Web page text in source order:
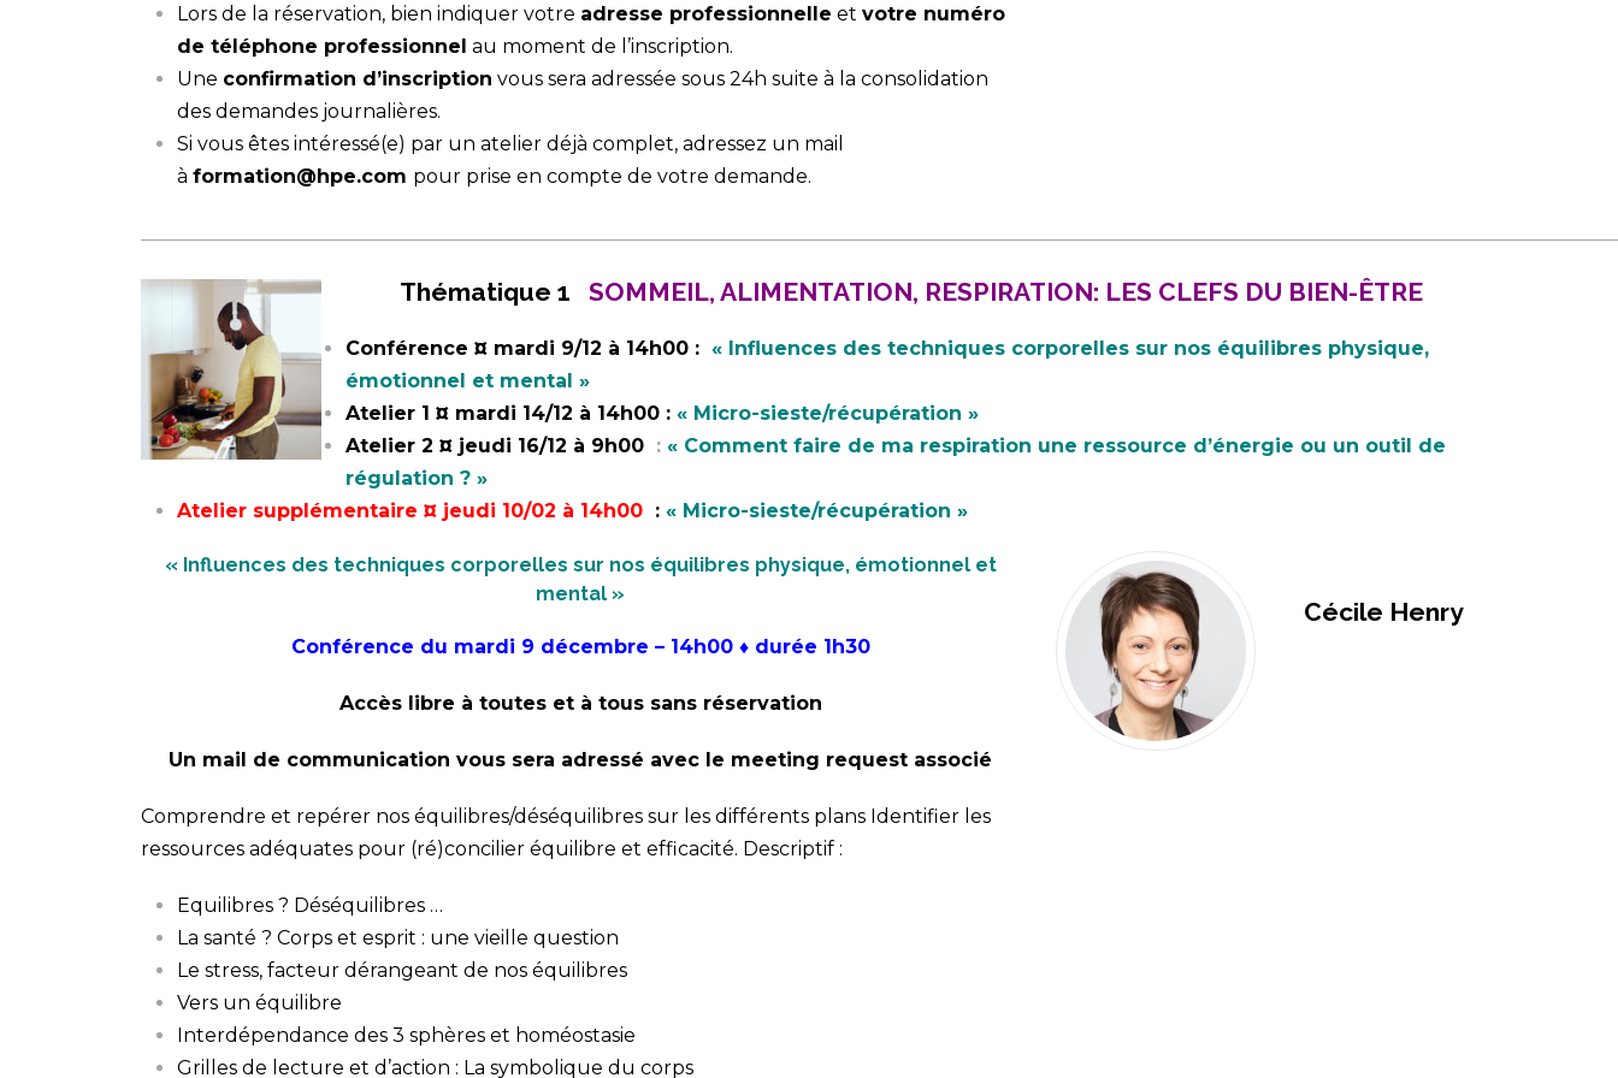
Lors de la réservation, bien indiquer votre adresse professionnelle et votre numéro
de téléphone professionnel au moment de l’inscription.
Une confirmation d’inscription vous sera adressée sous 24h suite à la consolidation
des demandes journalières.
Si vous êtes intéressé(e) par un atelier déjà complet, adressez un mail
à formation@hpe.com pour prise en compte de votre demande.
Thématique 1 SOMMEIL, ALIMENTATION, RESPIRATION: LES CLEFS DU BIEN-ÊTRE
Conférence ¤ mardi 9/12 à 14h00 : « Influences des techniques corporelles sur nos équilibres physique,
émotionnel et mental »
Atelier 1 ¤ mardi 14/12 à 14h00 : « Micro-sieste/récupération »
Atelier 2 ¤ jeudi 16/12 à 9h00 : « Comment faire de ma respiration une ressource d’énergie ou un outil de
régulation ? »
Atelier supplémentaire ¤ jeudi 10/02 à 14h00 : « Micro-sieste/récupération »
« Influences des techniques corporelles sur nos équilibres physique, émotionnel et
mental »
Conférence du mardi 9 décembre – 14h00 ♦ durée 1h30
Accès libre à toutes et à tous sans réservation
Un mail de communication vous sera adressé avec le meeting request associé
Comprendre et repérer nos équilibres/déséquilibres sur les différents plans Identifier les
ressources adéquates pour (ré)concilier équilibre et efficacité. Descriptif :
Equilibres ? Déséquilibres …
La santé ? Corps et esprit : une vieille question
Le stress, facteur dérangeant de nos équilibres
Vers un équilibre
Interdépendance des 3 sphères et homéostasie
Grilles de lecture et d’action : La symbolique du corps
Cécile Henry